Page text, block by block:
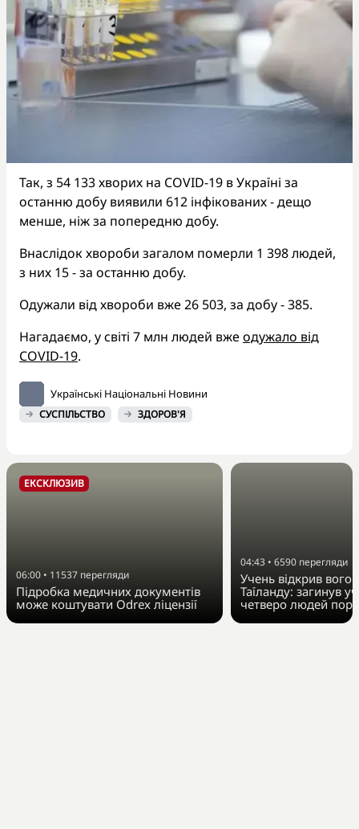
Так, з 54 133 хворих на COVID-19 в Україні за
останню добу виявили 612 інфікованих - дещо
менше, ніж за попередню добу.
Внаслідок хвороби загалом померли 1 398 людей,
з них 15 - за останню добу.
Одужали від хвороби вже 26 503, за добу - 385.
Нагадаємо, у світі 7 млн людей вже одужало від
COVID-19.
Українські Національні Новини
СУСПІЛЬСТВО ЗДОРОВ'Я
ЕКСКЛЮЗИВ
06:00 • 11537 перегляди
Підробка медичних документів
може коштувати Odrex ліцензії
04:43 • 6590 перегляди
Учень відкрив
Таїланду: загинув
четверо людей